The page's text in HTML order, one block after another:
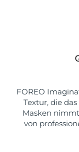
FOREO
Textur, die
Masken
von